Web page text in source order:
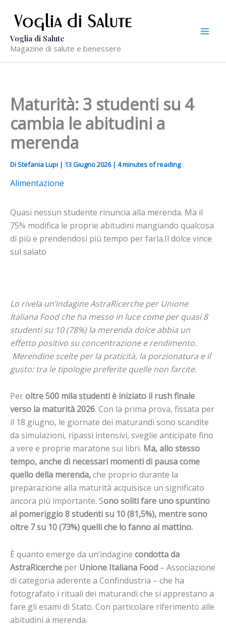
contenuto
Voglia di Salute
Magazine di salute e benessere
Maturità: 3 studenti su 4
cambia le abitudini a
merenda
DiStefania Lupi | 13 Giugno 2026 | 4 minutes of reading
Alimentazione
Quasi nessun studente rinuncia alla merenda. Ma il
75% modifica le proprie abitudini mangiando qualcosa
di più e prendendosi più tempo per farla.Il dolce vince
sul salato
Lo rivela un’indagine AstraRicerche per Unione
Italiana Food che ha messo in luce come per quasi 8
studenti su 10 (78%) la merenda dolce abbia un
effetto positivo su concentrazione e rendimento.
Merendine scelte per la praticità, la porzionatura e il
gusto: tra le tipologie preferite quelle non farcite.
Peroltre 500 mila studenti è iniziato il rush finale
verso la maturità 2026. Con la prima prova, fissata per
il 18 giugno, le giornate dei maturandi sono scandite
da simulazioni, ripassi intensivi, sveglie anticipate fino
a vere e proprie maratone sui libri. Ma, allo stesso
tempo, anchedi necessari momenti di pausacome
quello della merenda,che proprio durante la
preparazione alla maturità acquisisce un significato
ancora più importante. Sono soliti fare uno spuntino
al pomeriggio 8 studenti su 10 (81,5%), mentre sono
oltre 7 su 10 (73%) quelli che lo fanno al mattino.
È quanto emerge da un’indagine condotta da
AstraRicerche per Unione Italiana Food – Associazione
di categoria aderente a Confindustria – che ha
fotografato i rituali dei maturandi che si apprestano a
fare gli esami di Stato. Con particolare riferimento alle
abitudini a merenda.